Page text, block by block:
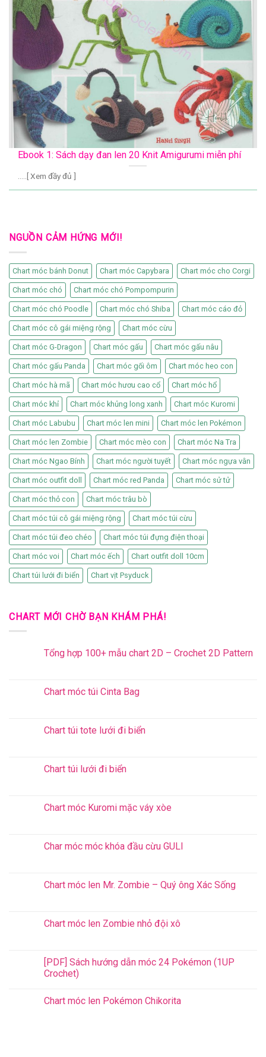
Ebook 1: Sách dạy đan len 20 Knit Amigurumi miễn phí
.....[ Xem đầy đủ ]
NGUỒN CẢM HỨNG MỚI!
Chart móc bánh Donut Chart móc Capybara Chart móc cho Corgi
Chart móc chó Chart móc chó Pompompurin
Chart móc chó Poodle Chart móc chó Shiba Chart móc cáo đỏ
Chart móc cô gái miệng rộng Chart móc cừu
Chart móc G-Dragon Chart móc gấu Chart móc gấu nâu
Chart móc gấu Panda Chart móc gối ôm Chart móc heo con
Chart móc hà mã Chart móc hươu cao cổ Chart móc hổ
Chart móc khỉ Chart móc khủng long xanh Chart móc Kuromi
Chart móc Labubu Chart móc len mini Chart móc len Pokémon
Chart móc len Zombie Chart móc mèo con Chart móc Na Tra
Chart móc Ngao Bính Chart móc người tuyết Chart móc ngựa vằn
Chart móc outfit doll Chart móc red Panda Chart móc sử tử
Chart móc thỏ con Chart móc trâu bò
Chart móc túi cô gái miệng rộng Chart móc túi cừu
Chart móc túi đeo chéo Chart móc túi đựng điện thoại
Chart móc voi Chart móc ếch Chart outfit doll 10cm
Chart túi lưới đi biển Chart vịt Psyduck
CHART MỚI CHỜ BẠN KHÁM PHÁ!
Tổng hợp 100+ mẫu chart 2D – Crochet 2D Pattern
Chart móc túi Cinta Bag
Chart túi tote lưới đi biển
Chart túi lưới đi biển
Chart móc Kuromi mặc váy xòe
Char móc móc khóa đầu cừu GULI
Chart móc len Mr. Zombie – Quý ông Xác Sống
Chart móc len Zombie nhỏ đội xô
[PDF] Sách hướng dẫn móc 24 Pokémon (1UP
Crochet)
Chart móc len Pokémon Chikorita